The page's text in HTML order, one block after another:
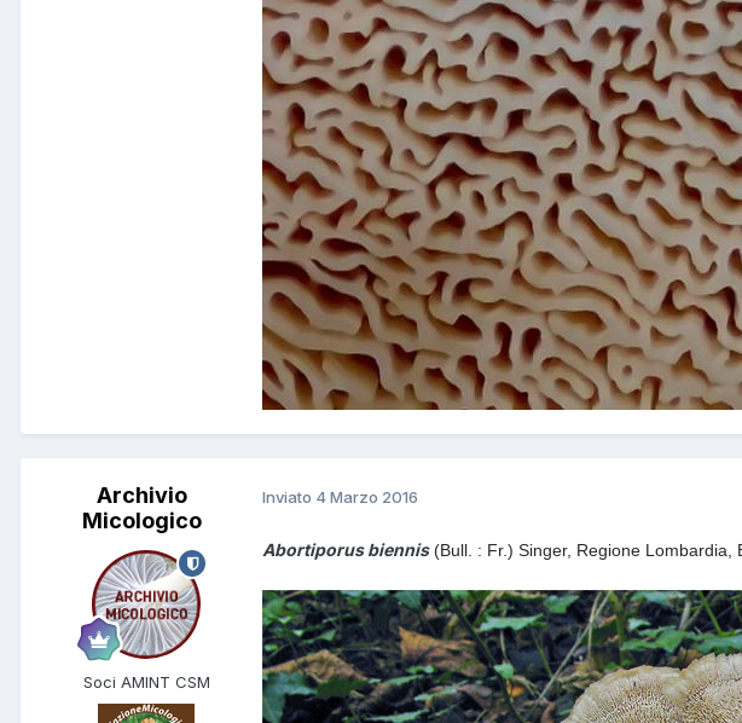
Archivio
Micologico
Soci AMINT CSM
Inviato 4 Marzo 2016
Abortiporus biennis(Bull. : Fr.) Singer, Regione Lombardia,